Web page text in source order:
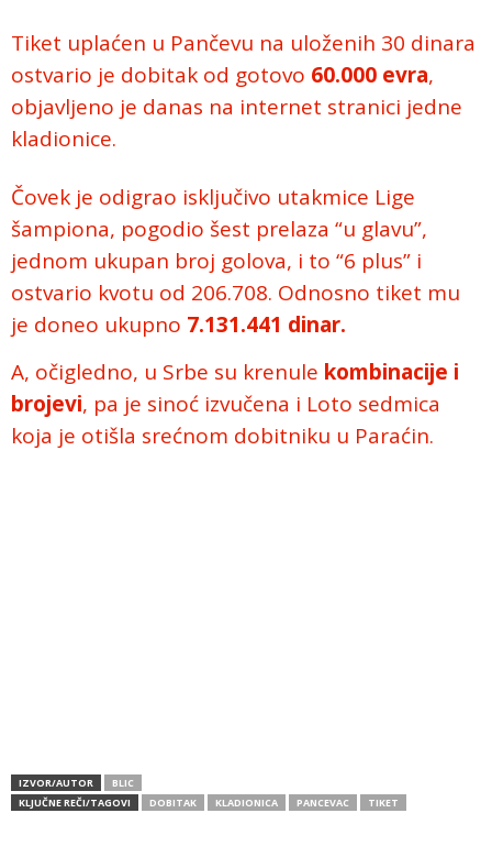
Tiket uplaćen u Pančevu na uloženih 30 dinara
ostvario je dobitak od gotovo 60.000 evra,
objavljeno je danas na internet stranici jedne
kladionice.
Čovek je odigrao isključivo utakmice Lige
šampiona, pogodio šest prelaza “u glavu”,
jednom ukupan broj golova, i to “6 plus” i
ostvario kvotu od 206.708. Odnosno tiket mu
je doneo ukupno 7.131.441 dinar.
A, očigledno, u Srbe su krenule kombinacije i
brojevi, pa je sinoć izvučena i Loto sedmica
koja je otišla srećnom dobitniku u Paraćin.
IZVOR/AUTOR
BLIC
KLJUČNE REČI/TAGOVI
DOBITAK KLADIONICA PANCEVAC TIKET